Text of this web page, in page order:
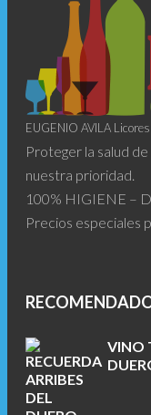
EUGENIO AVILA
Proteger la salud
nuestra prioridad.
100% HIGIENE –
Precios especiales
VINO